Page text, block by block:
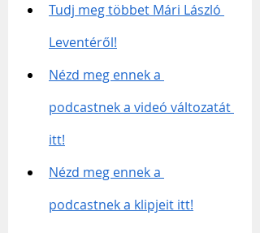
Tudj meg többet Mári László
Leventéről!
Nézd meg ennek a
podcastnek a videó változatát
itt!
Nézd meg ennek a
podcastnek a klipjeit itt!